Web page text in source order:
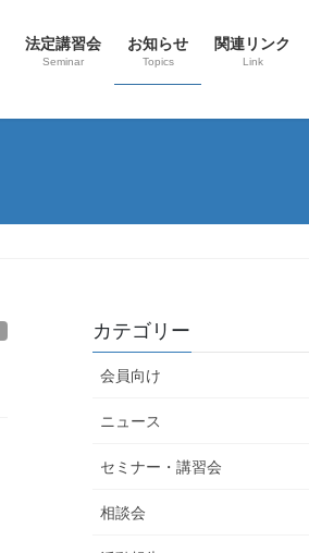
法定講習会
Seminar
お知らせ
Topics
関連リンク
Link
カテゴリー
会員向け
ニュース
セミナー・講習会
相談会